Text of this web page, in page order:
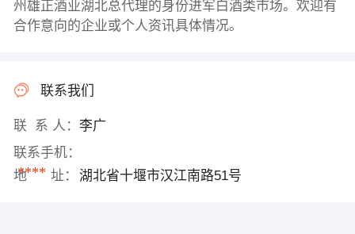
州雄正酒业湖北总代理的身份进军白酒类市场。欢迎有
合作意向的企业或个人资讯具体情况。
联系我们
联 系 人： 李广
联系手机：
****
地 址： 湖北省十堰市汉江南路51号